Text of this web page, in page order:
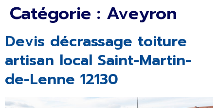
Catégorie : Aveyron
Devis décrassage toiture
artisan local Saint-Martin-
de-Lenne 12130